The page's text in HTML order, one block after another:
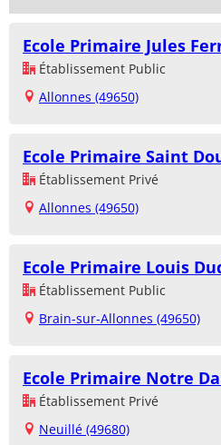
Ecole Primaire Jules
Établissement Public
Allonnes (49650)
Ecole Primaire Saint
Établissement Privé
Allonnes (49650)
Ecole Primaire Louis
Établissement Public
Brain-sur-Allonnes (49650)
Ecole Primaire Notre
Établissement Privé
Neuillé (49680)